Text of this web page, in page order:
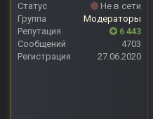
Статус
Не в сети
Группа
Модераторы
Репутация
6 443
Сообщений
4703
Регистрация
27.06.2020